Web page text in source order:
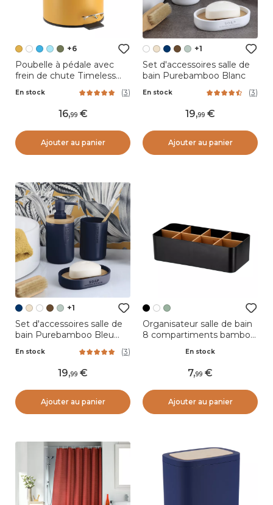
+6
Poubelle à pédale avec
frein de chute Timeless
En stock (3)
16,99
Ajouter au panier
+1
Set d'accessoires salle de
bain Purebamboo Blanc
En stock (3)
19,99
Ajouter au panier
+1
Set d'accessoires salle de
bain Purebamboo Bleu
En stock (3)
19,99
Ajouter au panier
Organisateur salle de bain
8 compartiments bambou
En stock
7,99
Ajouter au panier